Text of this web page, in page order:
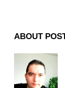
ABOUT